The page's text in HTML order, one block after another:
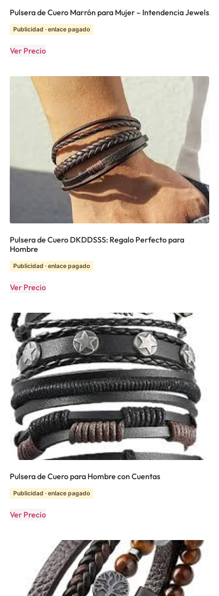
Pulsera de Cuero Marrón para Mujer – Intendencia Jewels
Publicidad · enlace pagado
Ver Precio
Pulsera de Cuero DKDDSSS: Regalo Perfecto para
Hombre
Publicidad · enlace pagado
Ver Precio
Pulsera de Cuero para Hombre con Cuentas
Publicidad · enlace pagado
Ver Precio